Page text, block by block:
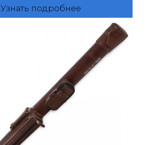
Узнать подробнее